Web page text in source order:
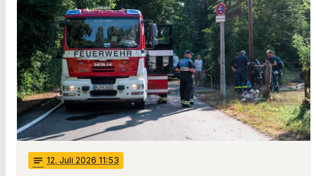
notes 12. Juli 2026 11:53